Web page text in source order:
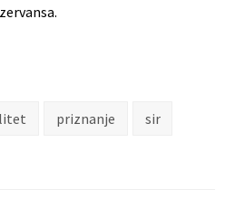
priznanje sir